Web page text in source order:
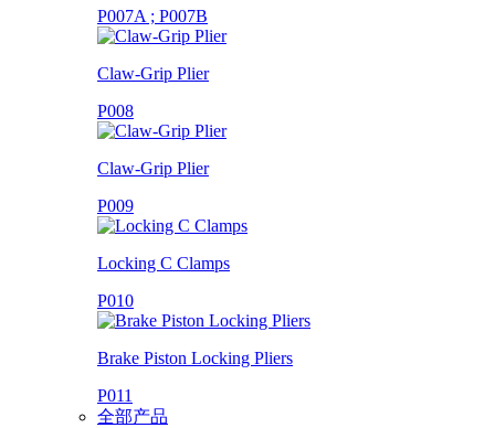
P007A ; P007B
Claw-Grip Plier
P008
Claw-Grip Plier
P009
Locking C Clamps
P010
Brake Piston Locking Pliers
P011
全部产品